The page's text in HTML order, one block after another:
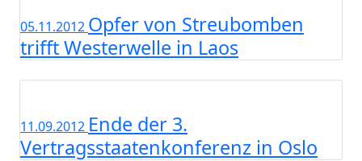
05.11.2012 Opfer von Streubomben
trifft Westerwelle in Laos
11.09.2012 Ende der 3.
Vertragsstaatenkonferenz in Oslo